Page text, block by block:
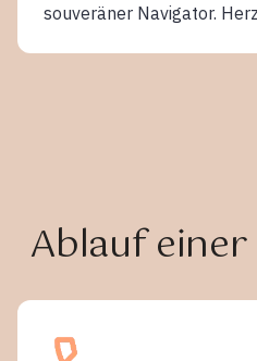
souveräner Navigator.
Ablauf